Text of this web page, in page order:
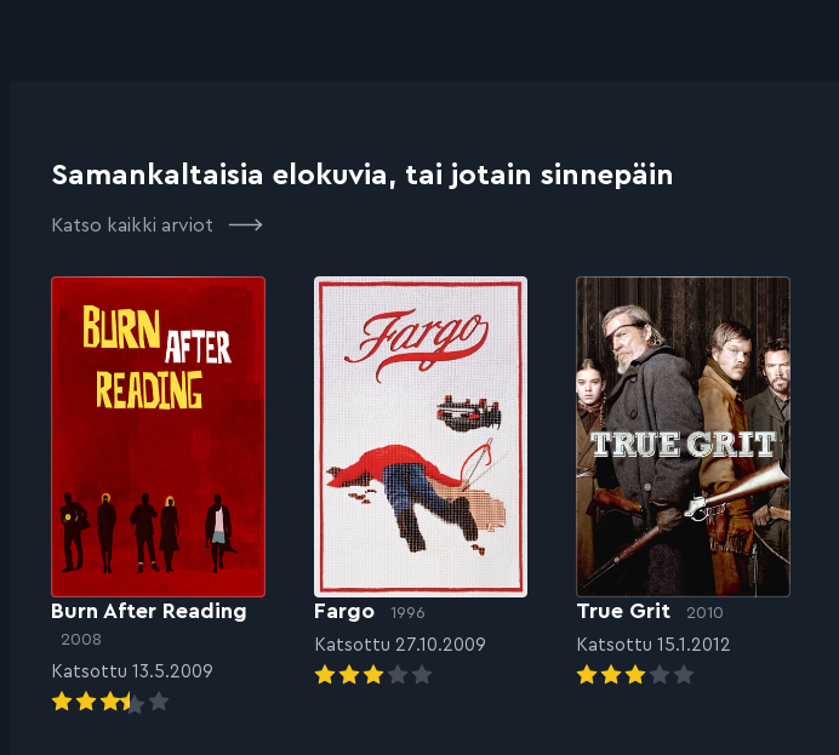
Samankaltaisia elokuvia, tai jotain sinnepäin
Katso kaikki arviot
Burn After Reading
2008
Katsottu 13.5.2009
Fargo 1996
Katsottu 27.10.2009
True Grit 2010
Katsottu 15.1.2012